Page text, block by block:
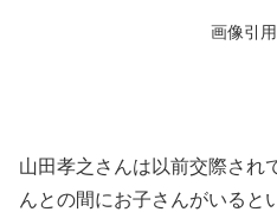
画像引
山田孝之さんは以前交際され
んとの間にお子さんがいると